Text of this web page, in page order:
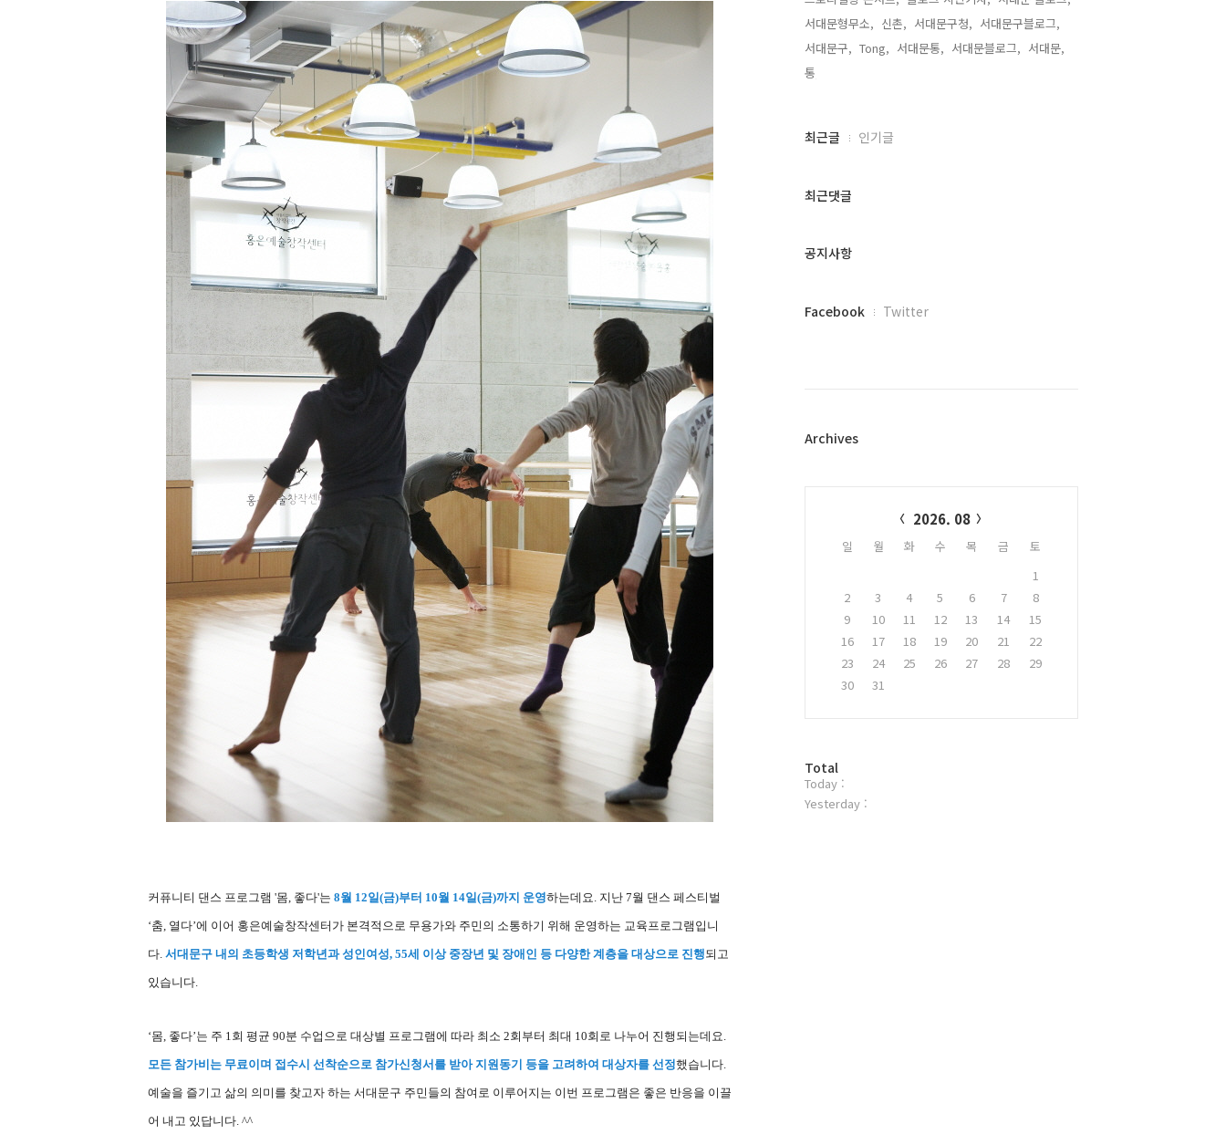
커퓨니티 댄스 프로그램 '몸, 좋다'는 8월 12일(금)부터 10월 14일(금)까지 운영하는데요. 지난 7월 댄스 페스티벌
‘춤, 열다’에 이어 홍은예술창작센터가 본격적으로 무용가와 주민의 소통하기 위해 운영하는 교육프로그램입니
다. 서대문구 내의 초등학생 저학년과 성인여성, 55세 이상 중장년 및 장애인 등 다양한 계층을 대상으로 진행되고
있습니다.
‘몸, 좋다’는 주 1회 평균 90분 수업으로 대상별 프로그램에 따라 최소 2회부터 최대 10회로 나누어 진행되는데요.
모든 참가비는 무료이며 접수시 선착순으로 참가신청서를 받아 지원동기 등을 고려하여 대상자를 선정했습니다.
예술을 즐기고 삶의 의미를 찾고자 하는 서대문구 주민들의 참여로 이루어지는 이번 프로그램은 좋은 반응을 이끌
어 내고 있답니다. ^^
서대문형무소, 신촌, 서대문구청, 서대문구블로그,
서대문구, Tong, 서대문통, 서대문블로그, 서대문,
통,
최
과
글
최근글 인기글
최근댓글
공지사항
페
플
Facebook Twitter
Archives
2026. 08
일 월 화 수 목 금
토
1
2
3 4 5 6 7
8
9
10 11 12 13 14
15
16
17 18 19 20 21
22
23
24 25 26 27 28
29
30
31
방
문
자
Total
Today :
Yesterday :